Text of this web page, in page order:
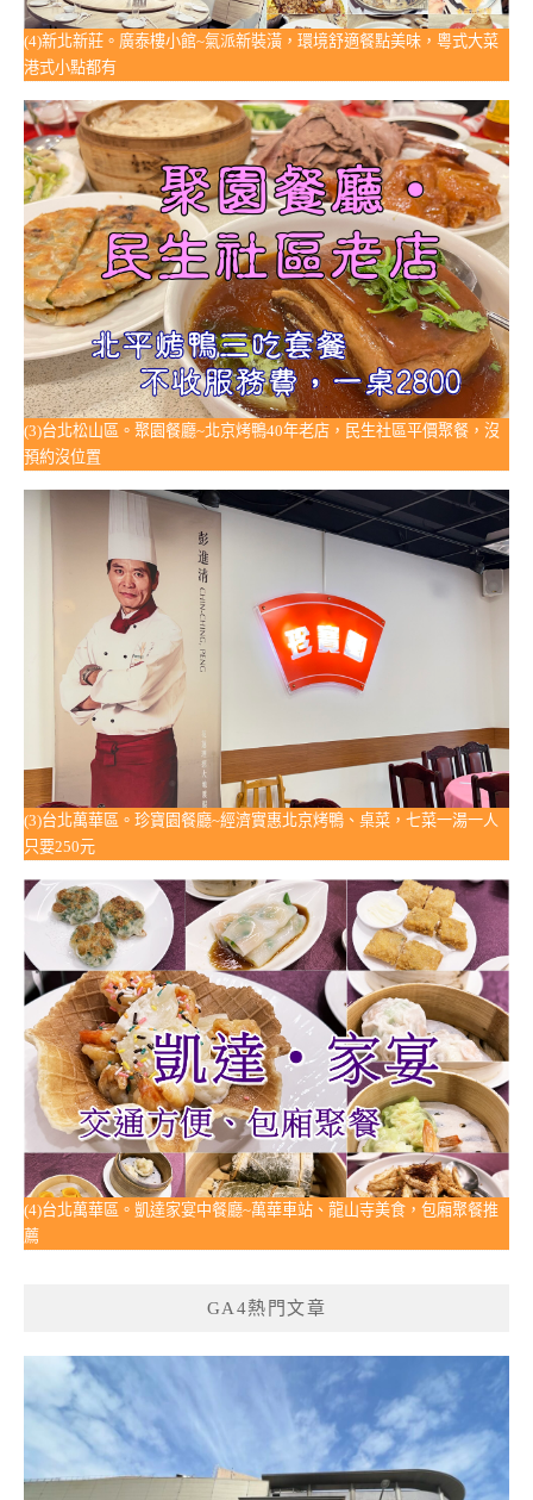
(4)新北新莊。廣泰樓小館~氣派新裝潢，環境舒適餐點美味，粵式大菜
港式小點都有
(3)台北松山區。聚園餐廳~北京烤鴨40年老店，民生社區平價聚餐，沒
預約沒位置
(3)台北萬華區。珍寶園餐廳~經濟實惠北京烤鴨、桌菜，七菜一湯一人
只要250元
(4)台北萬華區。凱達家宴中餐廳~萬華車站、龍山寺美食，包廂聚餐推
薦
GA4熱門文章